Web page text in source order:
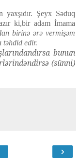
Şeyx Səduq
ki,bir adam İmama
birinə ərə vermişəm
təhdid edir.
bunun
(sünni)
›